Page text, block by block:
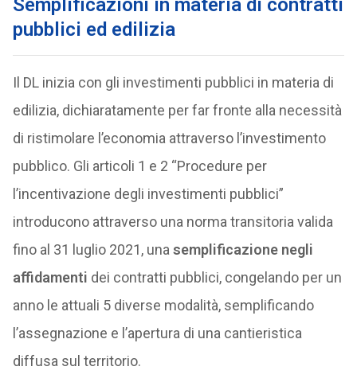
Semplificazioni in materia di contratti
pubblici ed edilizia
Il DL inizia con gli investimenti pubblici in materia di
edilizia, dichiaratamente per far fronte alla necessità
di ristimolare l’economia attraverso l’investimento
pubblico. Gli articoli 1 e 2 “Procedure per
l’incentivazione degli investimenti pubblici”
introducono attraverso una norma transitoria valida
fino al 31 luglio 2021, una semplificazione negli
affidamenti dei contratti pubblici, congelando per un
anno le attuali 5 diverse modalità, semplificando
l’assegnazione e l’apertura di una cantieristica
diffusa sul territorio.